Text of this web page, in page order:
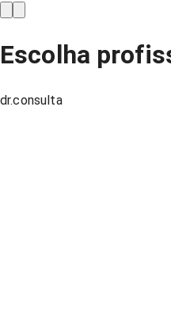
Escolha
dr.consulta